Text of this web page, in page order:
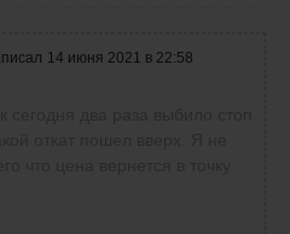
14 июня 2021 в 22:58